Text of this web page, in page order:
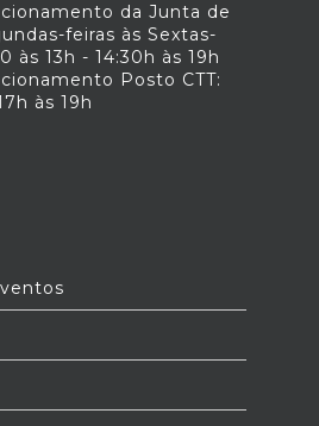
da Junta de
feiras às Sextas-
às 13h - 14:30h às 19h
Posto CTT:
às 19h